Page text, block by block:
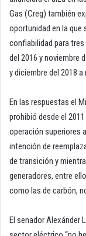
Gas (Creg) también
oportunidad en la que
confiabilidad para
del 2016 y noviembre
y diciembre del 2018
En las respuestas el
prohibió desde el
operación superiores
intención de
de transición y
generadores, entre
como las de carbón,
El senador Alexánder